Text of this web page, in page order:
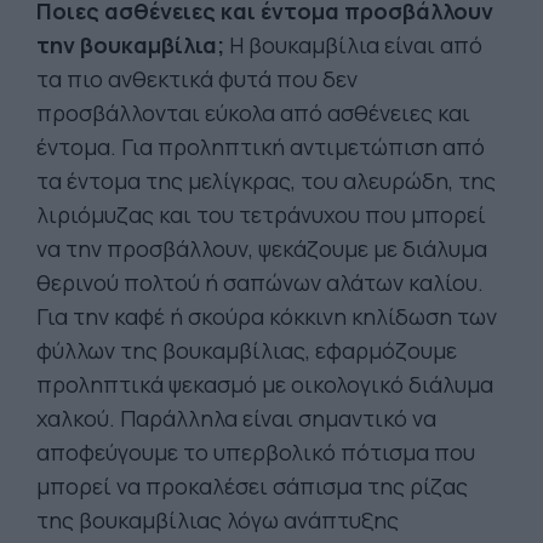
Ποιες ασθένειες και έντομα προσβάλλουν
την βουκαμβίλια; Η βουκαμβίλια είναι από
τα πιο ανθεκτικά φυτά που δεν
προσβάλλονται εύκολα από ασθένειες και
έντομα. Για προληπτική αντιμετώπιση από
τα έντομα της μελίγκρας, του αλευρώδη, της
λιριόμυζας και του τετράνυχου που μπορεί
να την προσβάλλουν, ψεκάζουμε με διάλυμα
θερινού πολτού ή σαπώνων αλάτων καλίου.
Για την καφέ ή σκούρα κόκκινη κηλίδωση των
φύλλων της βουκαμβίλιας, εφαρμόζουμε
προληπτικά ψεκασμό με οικολογικό διάλυμα
χαλκού. Παράλληλα είναι σημαντικό να
αποφεύγουμε το υπερβολικό πότισμα που
μπορεί να προκαλέσει σάπισμα της ρίζας
της βουκαμβίλιας λόγω ανάπτυξης